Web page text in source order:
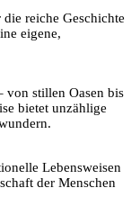
reiche Geschichte
eigene,
von stillen Oasen bis
bietet unzählige
Lebensweisen
der Menschen